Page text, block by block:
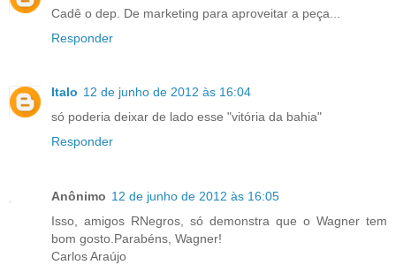
Cadê o dep. De marketing para aproveitar a peça...
Responder
Italo 12 de junho de 2012 às 16:04
só poderia deixar de lado esse "vitória da bahia"
Responder
Anônimo 12 de junho de 2012 às 16:05
Isso, amigos RNegros, só demonstra que o Wagner tem
bom gosto.Parabéns, Wagner!
Carlos Araújo